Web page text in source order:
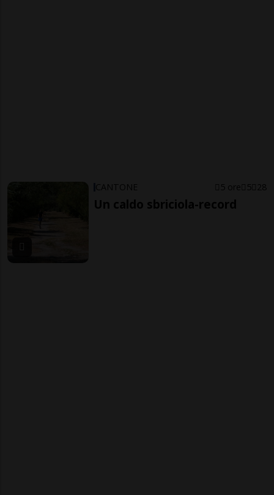
CANTONE 5 ore 5 28
Un caldo sbriciola-record